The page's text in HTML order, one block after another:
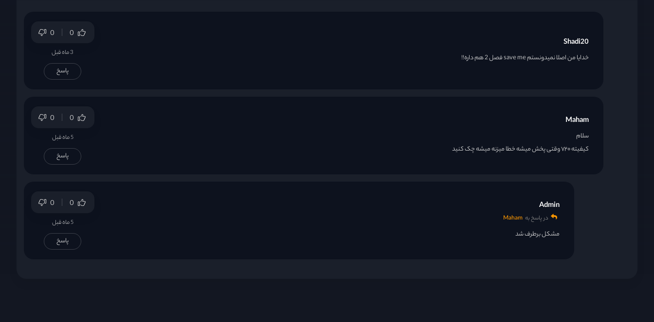
Shadi20
خدایا من اصلا نمیدونستم save me فصل 2 هم داره!!
0 0
3 ماه قبل
پاسخ
Maham
سلام
کیفیته ۷۲۰ وقتی پخش میشه خطا میزنه میشه چک کنید
0 0
5 ماه قبل
پاسخ
Admin
در پاسخ به Maham
مشکل برطرف شد
0 0
5 ماه قبل
پاسخ